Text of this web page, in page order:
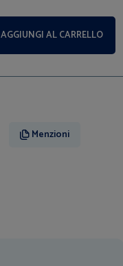
AGGIUNGI AL CARRELLO
Menzioni